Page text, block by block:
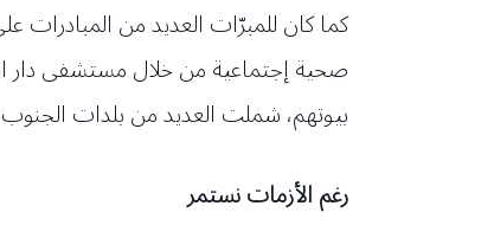
كما كان للمبرّات العديد من
صحية إجتماعية من خلال مستشفى دار
بيوتهم، شملت العديد من بلدات الجنوب
رغم الأزمات نستمر